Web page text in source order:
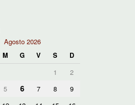
Agosto 2026
M G V S
D
1
2
5 6 7 8
9